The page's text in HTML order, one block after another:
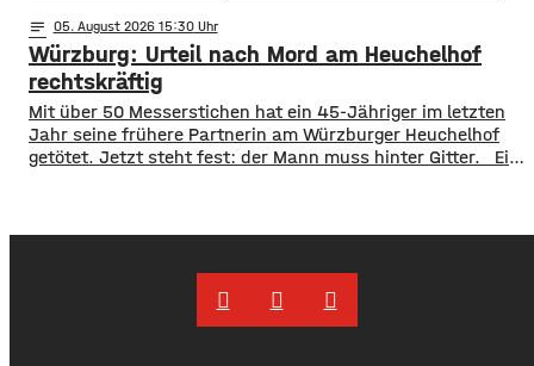
vorzeitige Schließung begründet die Stadt mit dem Schutz
der Gesundheit der Besucher, vor allem aber auch der
Beschäftigten in der Stadtbücherei. Das
notes 05. August 2026 15:30
Würzburg: Urteil nach Mord am Heuchelhof
rechtskräftig
​​Mit über 50 Messerstichen hat ein 45-Jähriger im letzten
Jahr seine frühere Partnerin am Würzburger Heuchelhof
getötet. Jetzt steht fest: der Mann muss hinter Gitter. ​Ein
jetzt rechtskräftig und